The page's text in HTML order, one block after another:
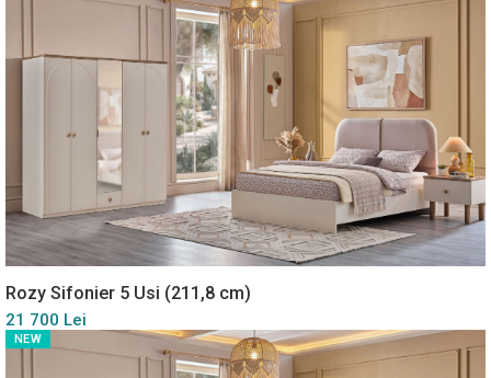
Rozy Sifonier 5 Usi (211,8 cm)
21 700 Lei
NEW